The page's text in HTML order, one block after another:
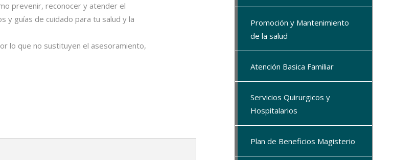
Promoción y Mantenimiento
de la salud
Atención Basica Familiar
Servicios Quirurgicos y
Hospitalarios
Plan de Beneficios Magisterio
prevenir, reconocer y atender el
y guías de cuidado para tu salud y la
lo que no sustituyen el asesoramiento,